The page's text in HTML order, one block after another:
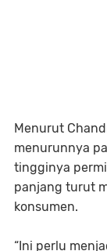
Menurut
menurunnya
tingginya
panjang turut
konsumen.
“Ini perlu